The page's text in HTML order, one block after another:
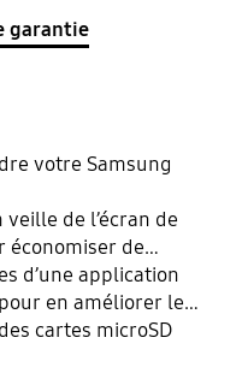
garantie
votre Samsung
de l’écran de
économiser de
d’une application
en améliorer les
cartes microSD